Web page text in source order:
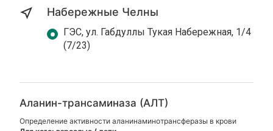
Набережные Челны
ГЭС, ул. Габдуллы Тукая Набережная, 1/4
(7/23)
Аланин-трансаминаза (АЛТ)
Определение активности аланинаминотрансферазы в крови